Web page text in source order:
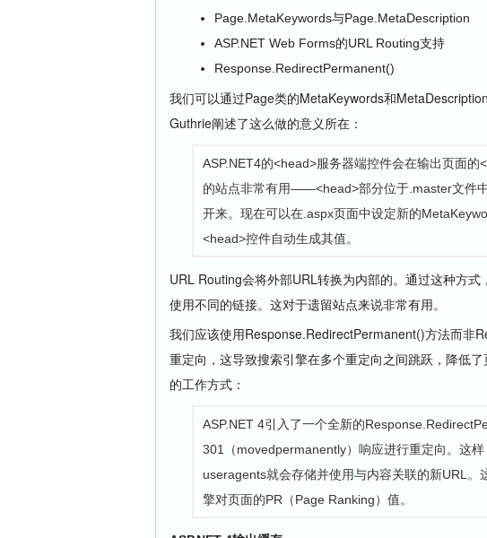
Page.MetaKeywords与Page.MetaDescription
ASP.NET Web Forms的URL Routing支持
Response.RedirectPermanent()
我们可以通过Page类的MetaKeywords和
Guthrie阐述了这么做的意义所在：
ASP.NET4的<head>服务器端控件会在输出页面
的站点非常有用——<head>部分位于.master文件
开来。现在可以在.aspx页面中设定新的
<head>控件自动生成其值。
URL Routing会将外部URL转换为内部的。通过这种方
使用不同的链接。这对于遗留站点来说非常有用。
我们应该使用Response.RedirectPermanent()方法而非
重定向，这导致搜索引擎在多个重定向之间跳跃，降低
的工作方式：
ASP.NET 4引入了一个全新的
301（movedpermanently）响应进行重定向。这
useragents就会存储并使用与内容关联的新URL。
擎对页面的PR（Page Ranking）值。